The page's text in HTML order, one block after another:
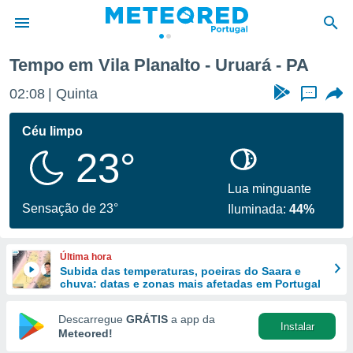
da
foi
fornecidas
a este
das
e
forma
digital
Tempo em Vila Planalto - Uruará - PA
02:08 Quinta ...
Céu limpo
23°
Sensação de 23°
Lua minguante
Iluminada:44%
Última hora
Subida das temperaturas, poeiras do Saara e
chuva: datas e zonas mais afetadas em Portugal
Descarregue GRÁTIS a app da
Meteored!
Instalar